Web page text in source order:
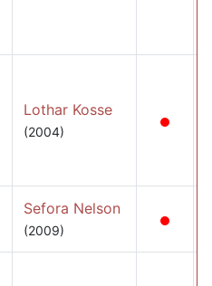
Lothar Kosse
(2004)
Sefora Nelson
(2009)